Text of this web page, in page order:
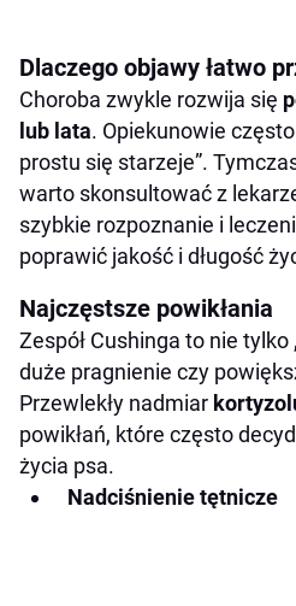
Dlaczego objawy łatwo
Choroba zwykle rozwija się
lub lata. Opiekunowie
prostu się starzeje”.
warto skonsultować z
szybkie rozpoznanie i
poprawić jakość i długość
Najczęstsze powikłania
Zespół Cushinga to nie
duże pragnienie czy
Przewlekły nadmiar
powikłań, które często
życia psa.
Nadciśnienie tętnicze